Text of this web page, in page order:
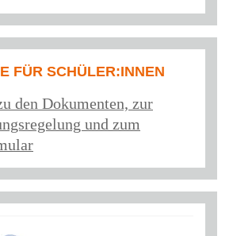
FÜR SCHÜLER:INNEN
den Dokumenten, zur
und zum